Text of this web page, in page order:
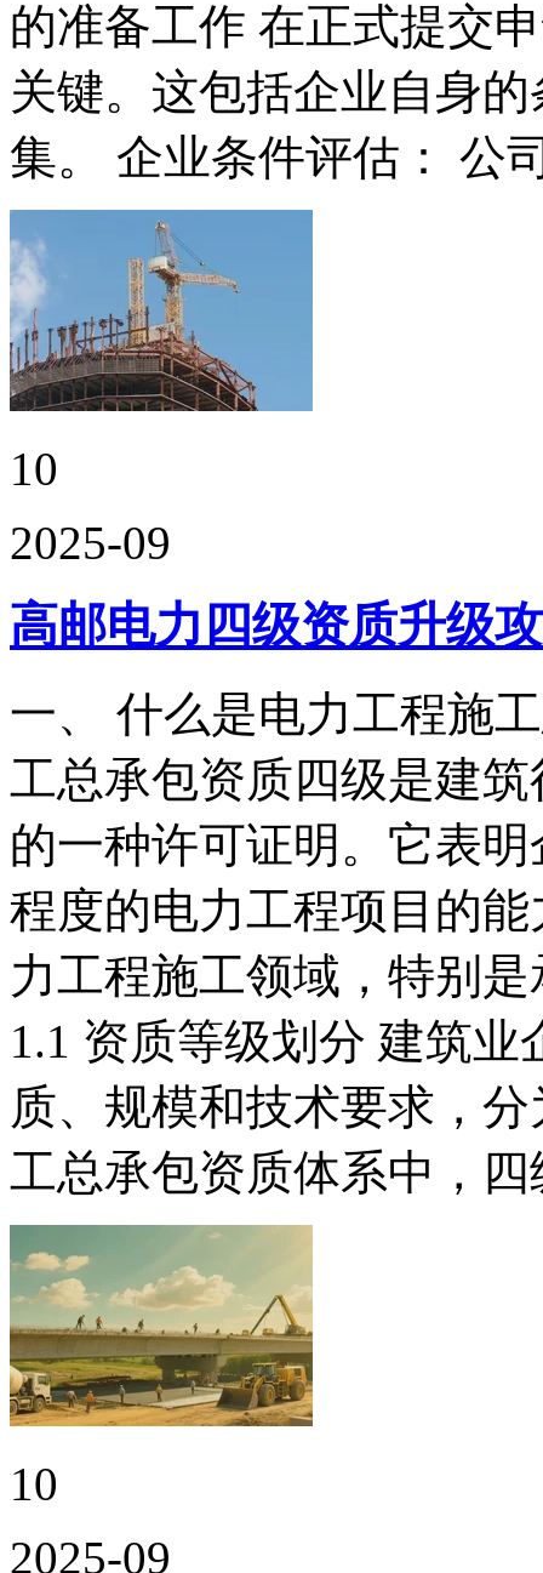
的准备工作 在正式提交
关键。这包括企业自身
集。 企业条件评估： 公
10
2025-09
高邮电力四级资质升级
一、 什么是电力工程施
工总承包资质四级是建
的一种许可证明。它表
程度的电力工程项目的
力工程施工领域，特别
1.1 资质等级划分 建筑
质、规模和技术要求，
工总承包资质体系中，
10
2025-09